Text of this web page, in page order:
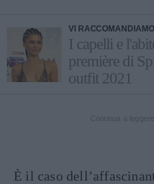
VI
I capelli e
première di
outfit 2021
È il caso